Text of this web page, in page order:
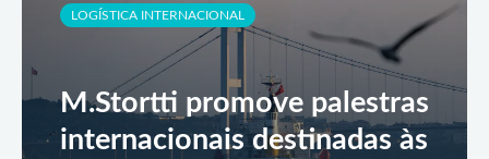
LOGÍSTICA INTERNACIONAL
M.Stortti promove palestras
internacionais destinadas às